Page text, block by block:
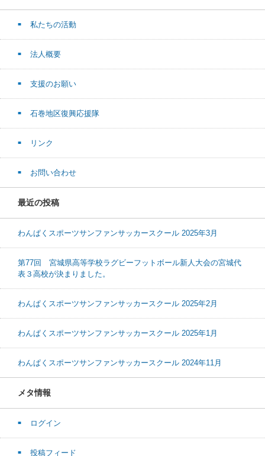
私たちの活動
法人概要
支援のお願い
石巻地区復興応援隊
リンク
お問い合わせ
最近の投稿
わんぱくスポーツサンファンサッカースクール 2025年3月
第77回 宮城県高等学校ラグビーフットボール新人大会の宮城代
表３高校が決まりました。
わんぱくスポーツサンファンサッカースクール 2025年2月
わんぱくスポーツサンファンサッカースクール 2025年1月
わんぱくスポーツサンファンサッカースクール 2024年11月
メタ情報
ログイン
投稿フィード